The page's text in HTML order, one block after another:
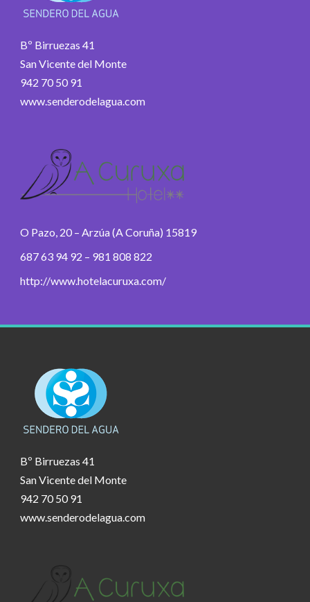
Bº Birruezas 41
San Vicente del Monte
942 70 50 91
www.senderodelagua.com
O Pazo, 20 – Arzúa (A Coruña) 15819
687 63 94 92 – 981 808 822
http://www.hotelacuruxa.com/
Bº Birruezas 41
San Vicente del Monte
942 70 50 91
www.senderodelagua.com